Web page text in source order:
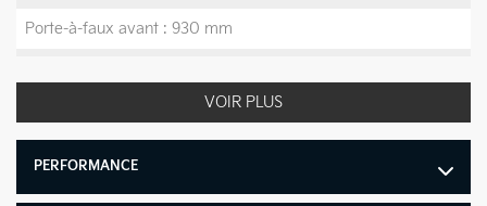
Porte-à-faux avant : 930 mm
Poids à vide minimal : 3,479
VOIR PLUS
PERFORMANCE